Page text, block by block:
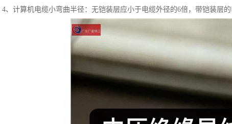
4、计算机电缆小弯曲半径：无铠装层应小于电缆外径的6倍，带铠装层的